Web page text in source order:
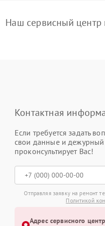
Наш сервисный
Контактная
Если требуется задать
свои данные и дежурный
проконсультирует Вас!
Отправляя заявку на ремонт
Политикой
Адрес сервисного